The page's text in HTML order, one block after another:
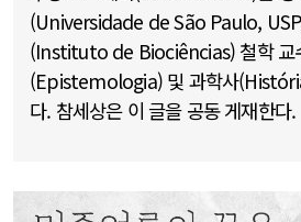
(Universidade de São Paulo,
(Instituto de Biociências) 철학 교
(Epistemologia) 및 과학사
다. 참세상은 이 글을 공동 게재한다.